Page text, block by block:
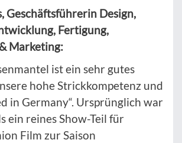
Geschäftsführerin Design,
Fertigung,
Marketing:
ist ein sehr gutes
hohe Strickkompetenz und
in Germany“. Ursprünglich war
ein reines Show-Teil für
Film zur Saison